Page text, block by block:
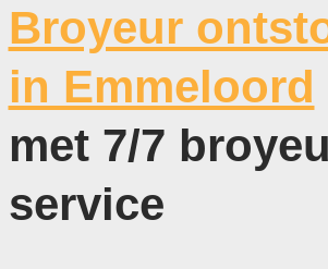
Broyeur
in Emmeloord
met 7/7
service